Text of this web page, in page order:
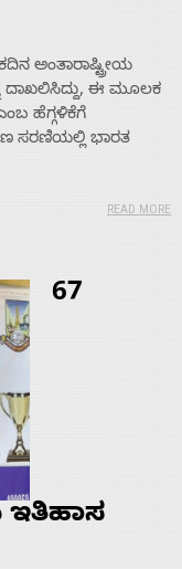
ಅಂತಾರಾಷ್ಟ್ರೀಯ
ದಾಖಲಿಸಿದ್ದು, ಈ ಮೂಲಕ
ಹೆಗ್ಗಳಿಕೆಗೆ
ಸರಣಿಯಲ್ಲಿ ಭಾರತ
READ MORE
67
ಇತಿಹಾಸ